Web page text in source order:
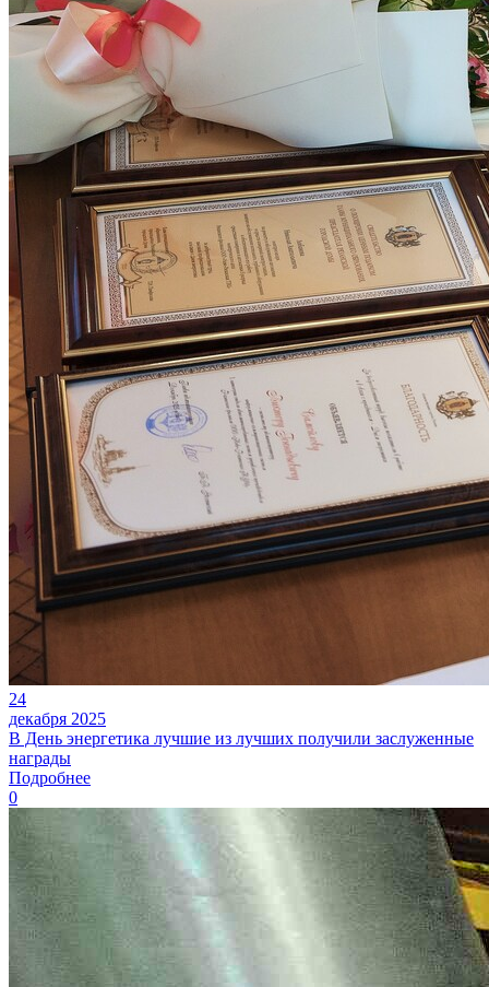
24
декабря 2025
В День энергетика лучшие из лучших получили заслуженные
награды
Подробнее
0